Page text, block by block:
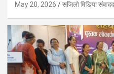
May 20, 2026 सजिलो मिडिया